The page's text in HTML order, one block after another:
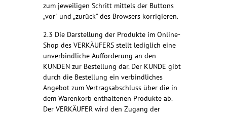
zum jeweiligen Schritt mittels der Buttons
„vor" und „zurück" des Browsers korrigieren.
2.3 Die Darstellung der Produkte im Online-
Shop des VERKÄUFERS stellt lediglich eine
unverbindliche Aufforderung an den
KUNDEN zur Bestellung dar. Der KUNDE gibt
durch die Bestellung ein verbindliches
Angebot zum Vertragsabschluss über die in
dem Warenkorb enthaltenen Produkte ab.
Der VERKÄUFER wird den Zugang der